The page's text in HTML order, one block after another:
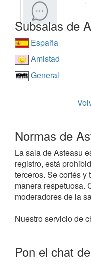
Subsalas de
España
Amistad
General
Normas de
La sala de Asteasu
registro, está
terceros. Se cortés y
manera respetuosa.
moderadores de la
Nuestro servicio de
Pon el chat